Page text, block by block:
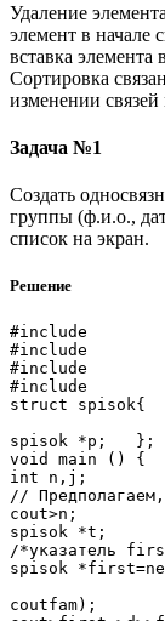
Удаление
элемент в начале
вставка элемента
Сортировка
изменении
Задача №1
Создать
группы (ф.и.о.,
список на экран.
Решение
#include
#include
#include
#include
struct spisok{
spisok *p;   };
void main () {
int n,j;
//
cout>n;
spisok *t;
/*указатель
spisok
coutfam);